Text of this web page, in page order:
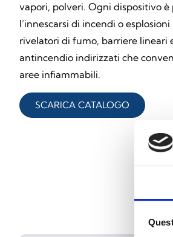
vapori, polveri. Ogni dispositivo
l’innescarsi di incendi o
rivelatori di fumo, barriere lineari
antincendio indirizzati che
aree infiammabili.
SCARICA CATALOGO